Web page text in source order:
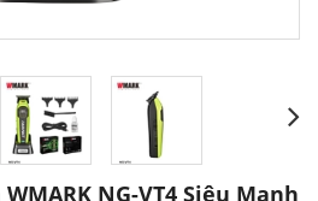
NG-VT4 Siêu Mạnh